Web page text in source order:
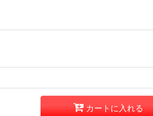
カートに入れる